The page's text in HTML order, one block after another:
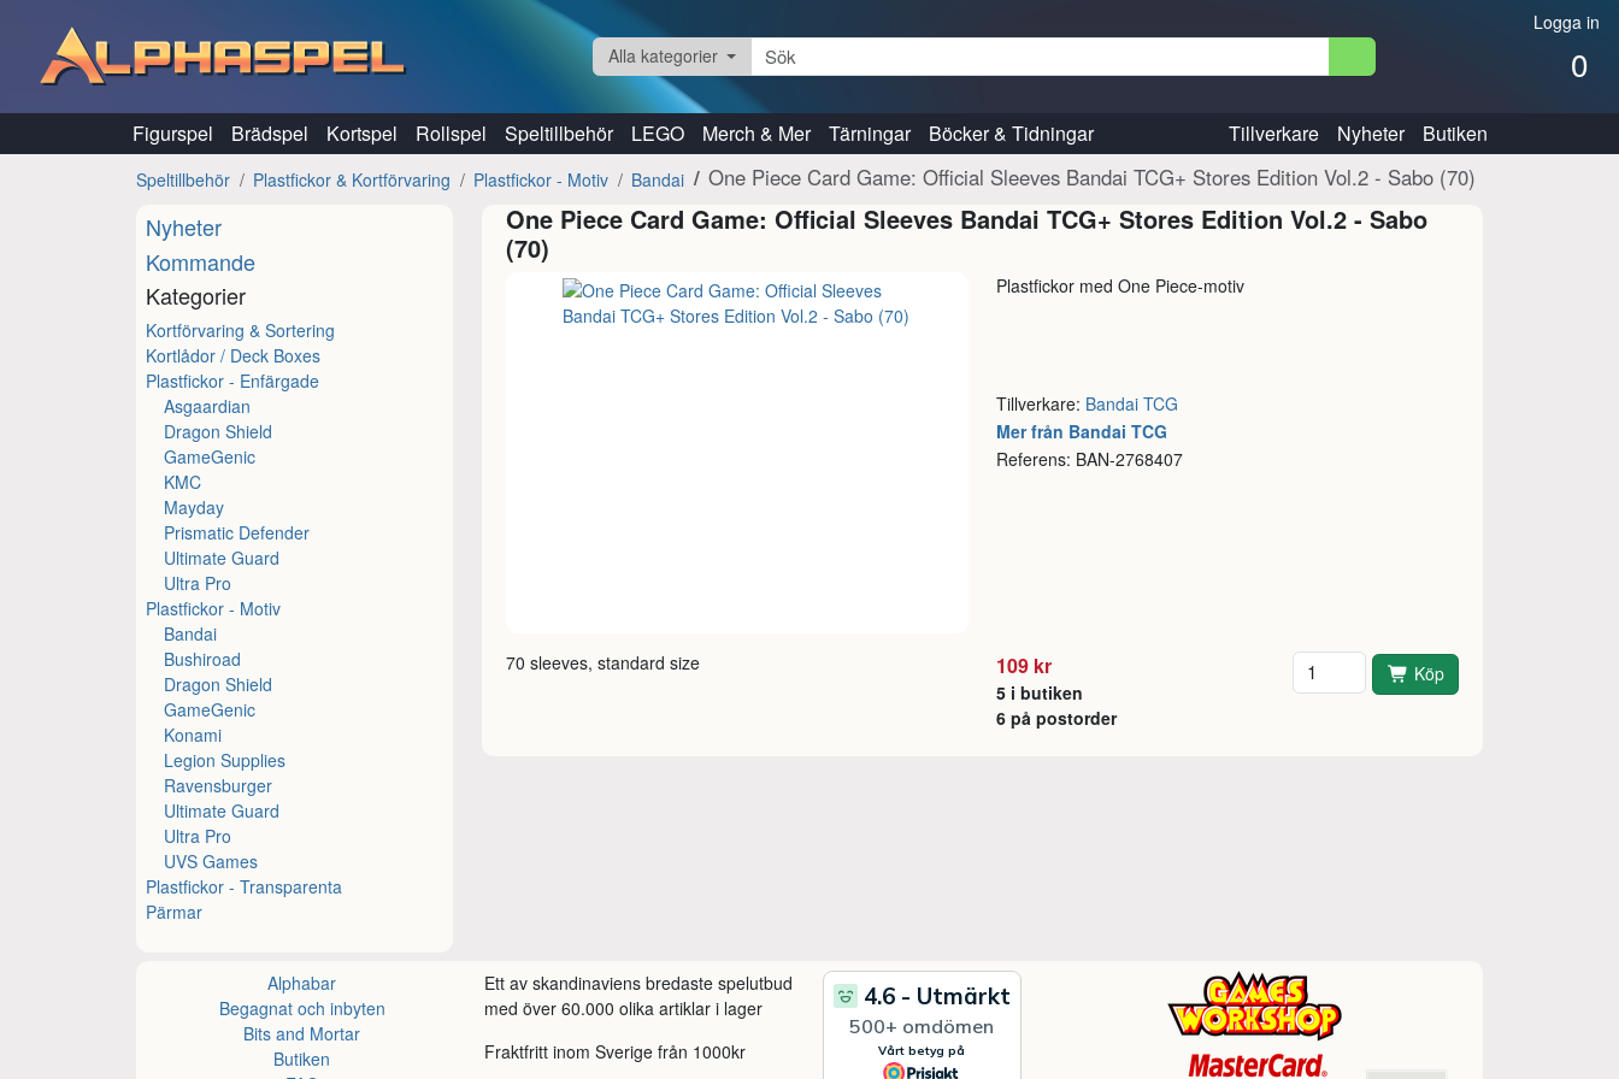
Logga in
0
Alla kategorier
Figurspel Brädspel Kortspel Rollspel Speltillbehör LEGO Merch & Mer Tärningar Böcker & Tidningar Tillverkare Nyheter Butiken
Speltillbehör Plastfickor & Kortförvaring Plastfickor - Motiv Bandai One Piece Card Game: Official Sleeves Bandai TCG+ Stores Edition Vol.2 - Sabo (70)
Nyheter
Kommande
Kategorier
Kortförvaring & Sortering
Kortlådor / Deck Boxes
Plastfickor - Enfärgade
Asgaardian
Dragon Shield
GameGenic
KMC
Mayday
Prismatic Defender
Ultimate Guard
Ultra Pro
Plastfickor - Motiv
Bandai
Bushiroad
Dragon Shield
GameGenic
Konami
Legion Supplies
Ravensburger
Ultimate Guard
Ultra Pro
UVS Games
Plastfickor - Transparenta
Pärmar
One Piece Card Game: Official Sleeves Bandai TCG+ Stores Edition Vol.2 - Sabo
(70)
Plastfickor med One Piece-motiv
Tillverkare: Bandai TCG
Mer från Bandai TCG
Referens: BAN-2768407
70 sleeves, standard size 109 kr
5 i butiken
6 på postorder
Antal Köp
Alphabar
Begagnat och inbyten
Bits and Mortar
Butiken
Ett av skandinaviens bredaste spelutbud
med över 60.000 olika artiklar i lager
Fraktfritt inom Sverige från 1000kr